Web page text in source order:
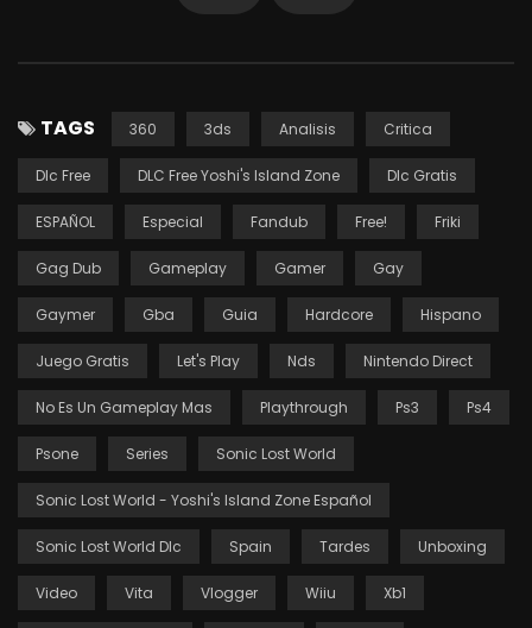
TAGS 360 3ds Analisis Critica
Dlc Free DLC Free Yoshi's Island Zone Dlc Gratis
ESPAÑOL Especial Fandub Free! Friki
Gag Dub Gameplay Gamer Gay
Gaymer Gba Guia Hardcore Hispano
Juego Gratis Let's Play Nds Nintendo Direct
No Es Un Gameplay Mas Playthrough Ps3 Ps4
Psone Series Sonic Lost World
Sonic Lost World - Yoshi's Island Zone Español
Sonic Lost World Dlc Spain Tardes Unboxing
Video Vita Vlogger Wiiu Xb1